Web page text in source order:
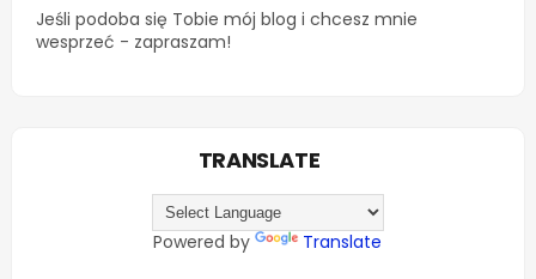
Jeśli podoba się Tobie mój blog i chcesz mnie
wesprzeć - zapraszam!
TRANSLATE
Powered by Translate